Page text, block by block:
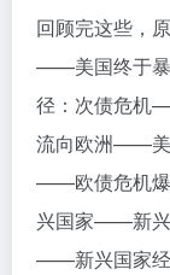
回顾完这些，
——美国终于暴
径：次债危
流向欧洲——美
——欧债危机
兴国家——新
——新兴国家